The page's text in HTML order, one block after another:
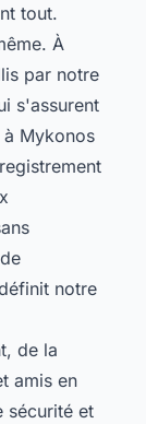
tout.
À
par notre
s'assurent
Mykonos
notre
de la
amis en
sécurité et